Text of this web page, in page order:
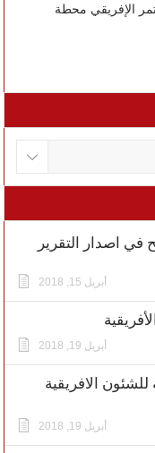
الإفريقي محطة
في اصدار التقرير
أبريل 15, 2018
أبريل 19, 2018
الافريقية
أبريل 19, 2018